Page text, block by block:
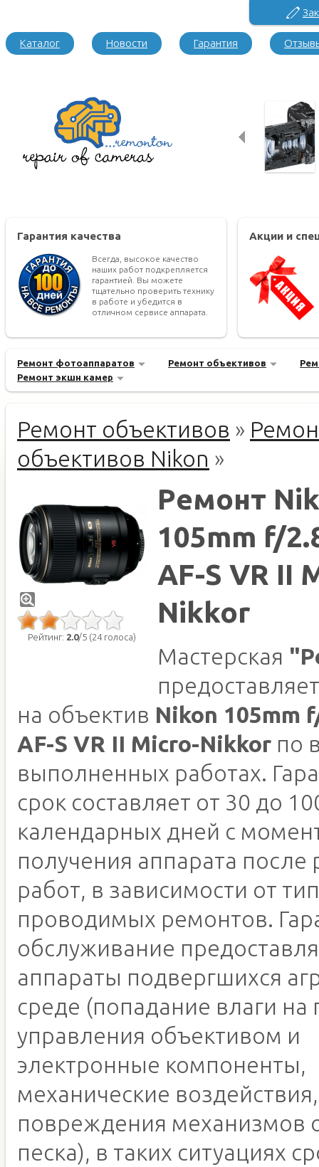
Каталог Новости Гарантия
Гарантия качества
Всегда, высокое качество
наших работ подкрепляется
гарантией. Вы можете
тщательно проверить технику
в работе и убедится в
отличном сервисе аппарата.
Акции и
Ремонт фотоаппаратов Ремонт объективов
Ремонт экшн камер
Ремонт объективов »
объективов Nikon »
Рейтинг: 2.0/5 (24 голоса)
Ремонт
105mm f/
AF-S VR II
Nikkor
Мастерская
на объектив Nikon 105mm
AF-S VR II Micro-Nikkor по
выполненных работах.
срок составляет от 30 до
календарных дней с
получения аппарата
работ, в зависимости от
проводимых ремонтов.
обслуживание
аппараты подвергшихся
среде (попадание влаги на
управления объективом и
электронные компоненты,
механические воздействия,
повреждения механизмов
песка), в таких ситуациях